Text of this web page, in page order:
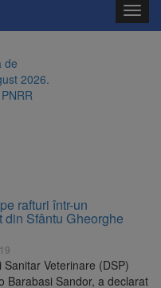
de
2026.
de
a
și
în
rafturi într-un
din Sfântu Gheorghe
Sanitar Veterinare (DSP)
Barabasi Sandor, a declarat